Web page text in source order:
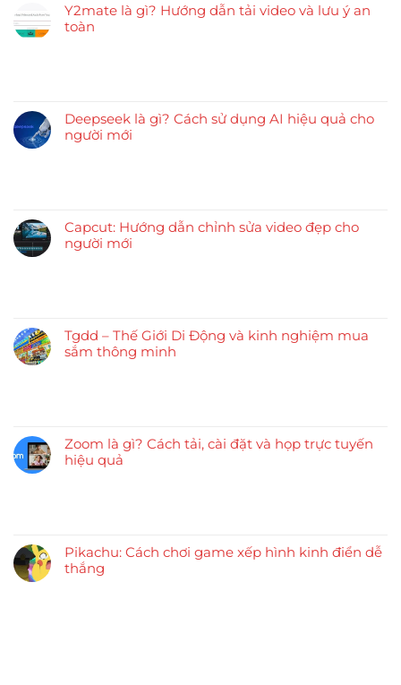
Y2mate là gì? Hướng dẫn tải video và lưu ý an
toàn
Deepseek là gì? Cách sử dụng AI hiệu quả cho
người mới
Capcut: Hướng dẫn chỉnh sửa video đẹp cho
người mới
Tgdd – Thế Giới Di Động và kinh nghiệm mua
sắm thông minh
Zoom là gì? Cách tải, cài đặt và họp trực tuyến
hiệu quả
Pikachu: Cách chơi game xếp hình kinh điển dễ
thắng